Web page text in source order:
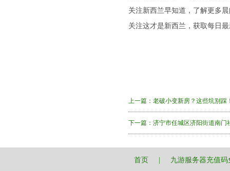
关注新西兰早知道，了解更多
关注这才是新西兰，获取每日
上一篇： 老破小变新房？这些坑别踩
下一篇： 济宁市任城区济阳街道南门
首页 九游服务器充值